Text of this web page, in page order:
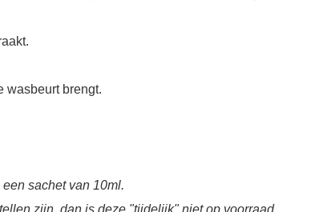
wasbeurt brengt.
sachet van 10ml.
zijn, dan is deze "tijdelijk" niet op voorraad.